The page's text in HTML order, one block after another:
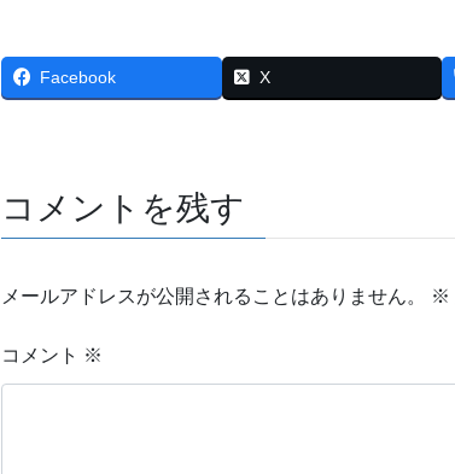
Facebook X
コメントを残す
メールアドレスが公開されることはありません。 ※
コメント ※